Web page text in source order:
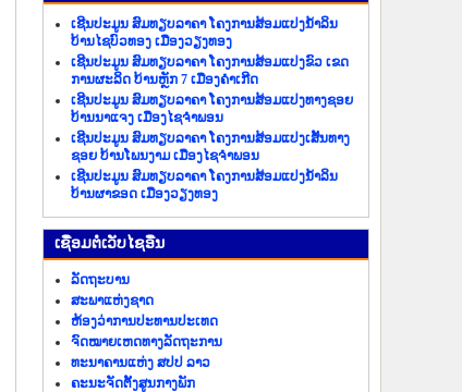
ເຊີນປະມູນ ສົມທຽບລາຄາ ໂຄງການສ້ອມແປງນ້ຳລິນ
ບ້ານໄຊບົວທອງ ເມືອງວຽງທອງ
ເຊີນປະມູນ ສົມທຽບລາຄາ ໂຄງການສ້ອມແປງຂົວ ເຂດ
ການຜະລິດ ບ້ານຫຼັກ 7 ເມືອງຄຳເກີດ
ເຊີນປະມູນ ສົມທຽບລາຄາ ໂຄງການສ້ອມແປງທາງຊອຍ
ບ້ານນາແຈງ ເມືອງໄຊຈຳພອນ
ເຊີນປະມູນ ສົມທຽບລາຄາ ໂຄງການສ້ອມແປງເສັ້ນທາງ
ຊອຍ ບ້ານໂພນງາມ ເມືອງໄຊຈຳພອນ
ເຊີນປະມູນ ສົມທຽບລາຄາ ໂຄງການສ້ອມແປງນ້ຳລິນ
ບ້ານຜາຂອດ ເມືອງວຽງທອງ
​ເຊື່ອມ​ຕໍ່​ເວັບ​ໄຊ​ອື່ນ
ລັດ​ຖະ​ບານ
ສະພາແຫ່ງຊາດ
ຫ້ອງວ່າການປະທານປະເທດ
ຈົດໝາຍເຫດທາງລັດຖະການ
ທະນາຄານແຫ່ງ ສປປ ລາວ
ຄະນະຈັດຕັ້ງສູນກາງພັກ